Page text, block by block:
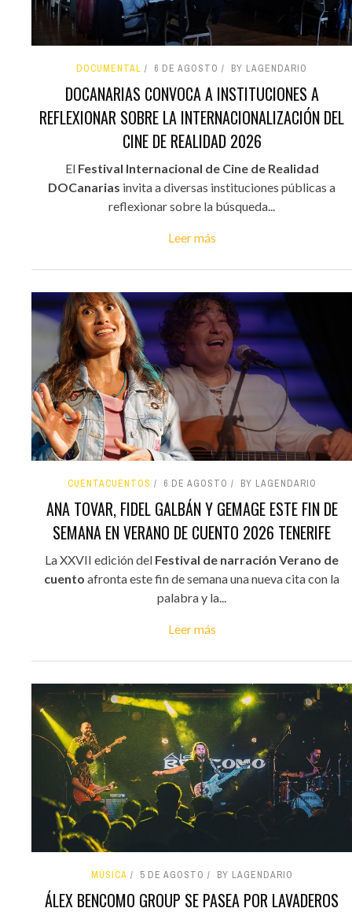
DOCUMENTAL 6 DE AGOSTO BY LAGENDARIO
DOCANARIAS CONVOCA A INSTITUCIONES A
REFLEXIONAR SOBRE LA INTERNACIONALIZACIÓN DEL
CINE DE REALIDAD 2026
El Festival Internacional de Cine de Realidad
DOCanarias invita a diversas instituciones públicas a
reflexionar sobre la búsqueda...
Leer más
CUENTACUENTOS 6 DE AGOSTO BY LAGENDARIO
ANA TOVAR, FIDEL GALBÁN Y GEMAGE ESTE FIN DE
SEMANA EN VERANO DE CUENTO 2026 TENERIFE
La XXVII edición del Festival de narración Verano de
cuento afronta este fin de semana una nueva cita con la
palabra y la...
Leer más
MÚSICA 5 DE AGOSTO BY LAGENDARIO
ÁLEX BENCOMO GROUP SE PASEA POR LAVADEROS